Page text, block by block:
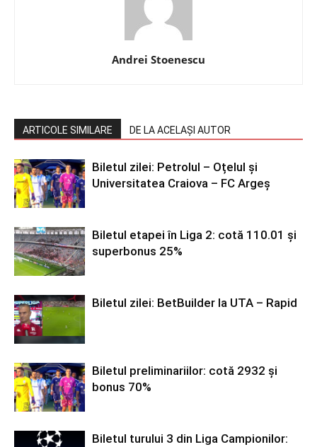
Andrei Stoenescu
ARTICOLE SIMILARE DE LA ACELAȘI AUTOR
Biletul zilei: Petrolul – Oțelul și
Universitatea Craiova – FC Argeș
Biletul etapei în Liga 2: cotă 110.01 și
superbonus 25%
Biletul zilei: BetBuilder la UTA – Rapid
Biletul preliminariilor: cotă 2932 și
bonus 70%
Biletul turului 3 din Liga Campionilor: